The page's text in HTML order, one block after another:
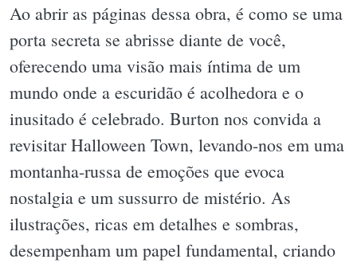
Ao abrir as páginas dessa obra, é como se uma
porta secreta se abrisse diante de você,
oferecendo uma visão mais íntima de um
mundo onde a escuridão é acolhedora e o
inusitado é celebrado. Burton nos convida a
revisitar Halloween Town, levando-nos em uma
montanha-russa de emoções que evoca
nostalgia e um sussurro de mistério. As
ilustrações, ricas em detalhes e sombras,
desempenham um papel fundamental, criando